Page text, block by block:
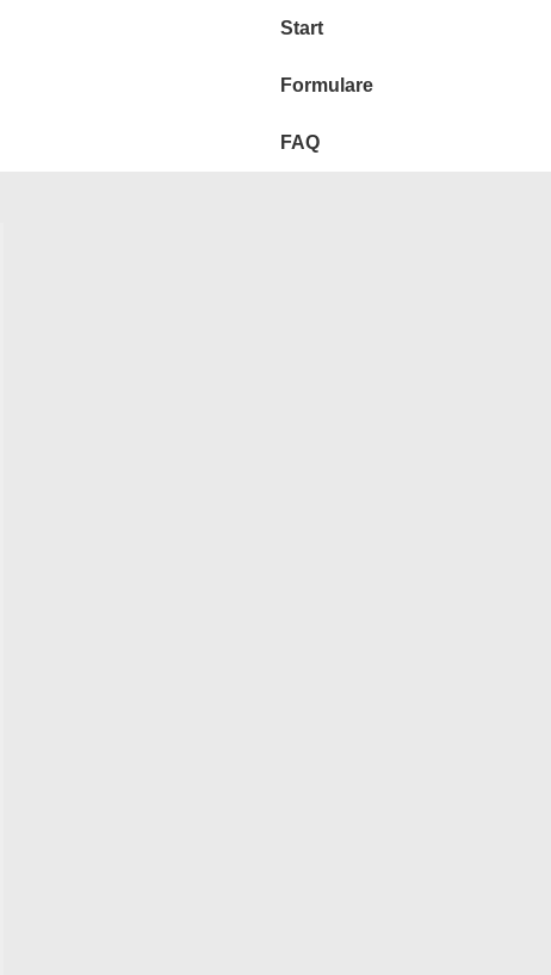
Hauptnavigation
Start
Formulare
FAQ